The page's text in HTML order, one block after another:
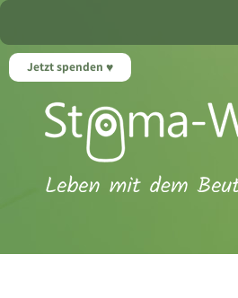
Jetzt spenden